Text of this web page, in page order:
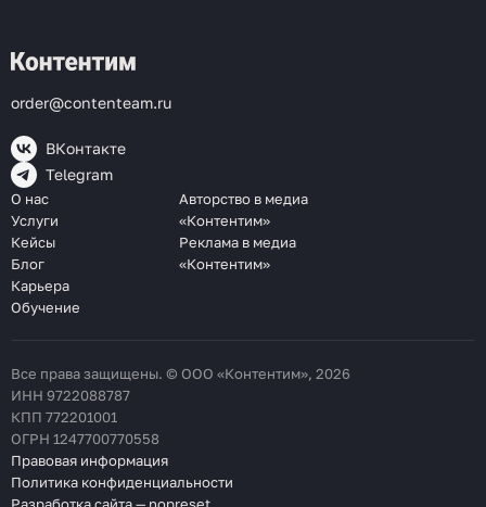
order@contenteam.ru
ВКонтакте
Telegram
О нас
Услуги
Кейсы
Блог
Карьера
Обучение
Авторство в медиа
«Контентим»
Реклама в медиа
«Контентим»
Все права защищены. © ООО «Контентим», 2026
ИНН 9722088787
КПП 772201001
ОГРН 1247700770558
Правовая информация
Политика конфиденциальности